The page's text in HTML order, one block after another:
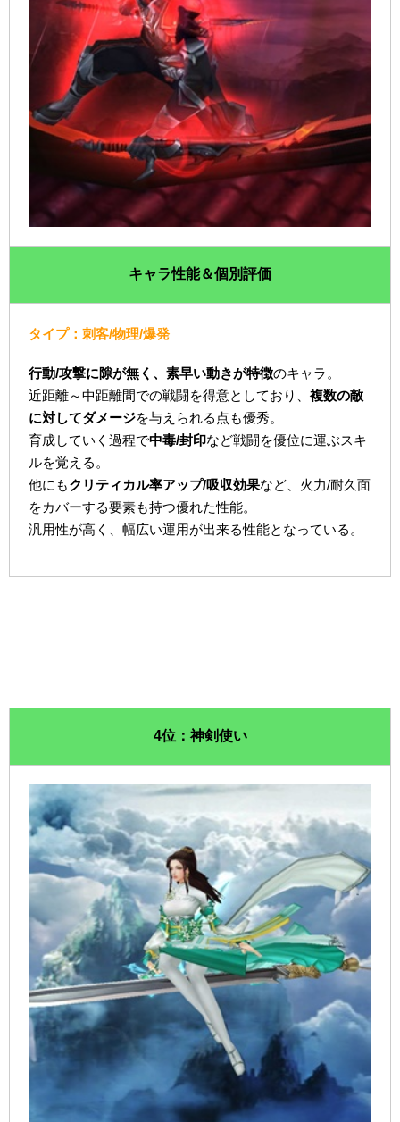
キャラ性能＆個別評価
タイプ：刺客/物理/爆発
行動/攻撃に隙が無く、素早い動きが特徴のキャラ。
近距離～中距離間での戦闘を得意としており、複数の敵
に対してダメージを与えられる点も優秀。
育成していく過程で中毒/封印など戦闘を優位に運ぶスキ
ルを覚える。
他にもクリティカル率アップ/吸収効果など、火力/耐久面
をカバーする要素も持つ優れた性能。
汎用性が高く、幅広い運用が出来る性能となっている。
4位：神剣使い